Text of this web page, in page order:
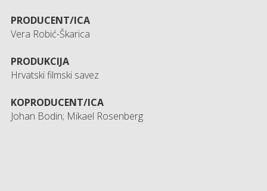
PRODUCENT/ICA
Vera Robić-Škarica
PRODUKCIJA
Hrvatski filmski savez
KOPRODUCENT/ICA
Johan Bodin; Mikael Rosenberg